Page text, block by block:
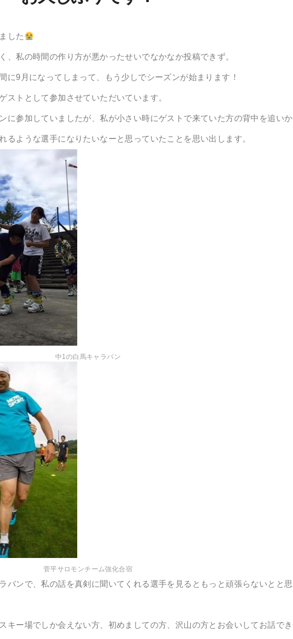
した
、私の時間の作り方が悪かったせいでなかなか投稿できず。
に9月になってしまって、もう少しでシーズンが始まります！
ストとして参加させていただいています。
に参加していましたが、私が小さい時にゲストで来ていた方の背中を追いか
るような選手になりたいなーと思っていたことを思い出します。
中1の白馬キャラバン
菅平サロモンチーム強化合宿
バンで、私の話を真剣に聞いてくれる選手を見るともっと頑張らないとと思
キー場でしか会えない方、初めましての方、沢山の方とお会いしてお話でき